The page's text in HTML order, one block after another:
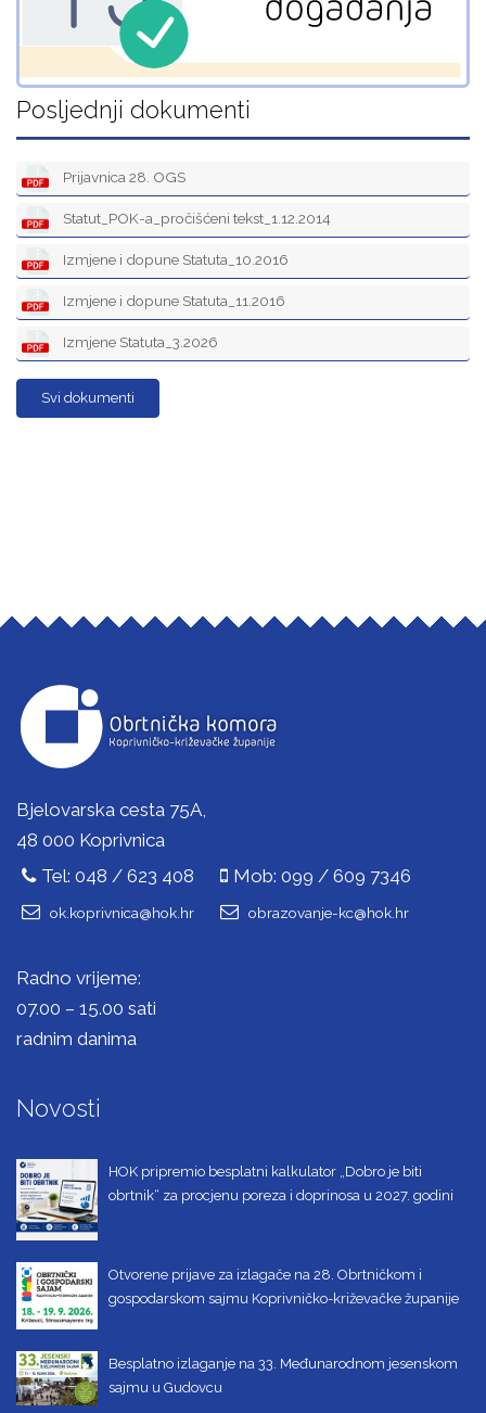
Posljednji dokumenti
Prijavnica 28. OGS
Statut_POK-a_pročišćeni tekst_1.12.2014
Izmjene i dopune Statuta_10.2016
Izmjene i dopune Statuta_11.2016
Izmjene Statuta_3.2026
Svi dokumenti
Bjelovarska cesta 75A,
48 000 Koprivnica
Tel: 048 / 623 408
Mob: 099 / 609 7346
ok.koprivnica@hok.hr obrazovanje-kc@hok.hr
Radno vrijeme:
07.00 – 15.00 sati
radnim danima
Novosti
HOK pripremio besplatni kalkulator „Dobro je biti
obrtnik“ za procjenu poreza i doprinosa u 2027. godini
Otvorene prijave za izlagače na 28. Obrtničkom i
gospodarskom sajmu Koprivničko-križevačke županije
Besplatno izlaganje na 33. Međunarodnom jesenskom
sajmu u Gudovcu